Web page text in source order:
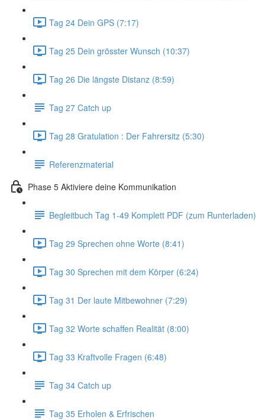
Tag 24 Dein GPS (7:17)
Tag 25 Dein grösster Wunsch (10:37)
Tag 26 Die längste Distanz (8:59)
Tag 27 Catch up
Tag 28 Gratulation : Der Fahrersitz (5:30)
Referenzmaterial
Phase 5 Aktiviere deine Kommunikation
Begleitbuch Tag 1-49 Komplett PDF (zum Runterladen)
Tag 29 Sprechen ohne Worte (8:41)
Tag 30 Sprechen mit dem Körper (6:24)
Tag 31 Der laute Mitbewohner (7:29)
Tag 32 Worte schaffen Realität (8:00)
Tag 33 Kraftvolle Fragen (6:48)
Tag 34 Catch up
Tag 35 Erholen & Erfrischen